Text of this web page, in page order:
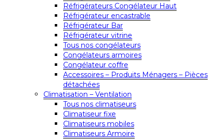
Réfrigérateurs Congélateur Haut
Réfrigérateur encastrable
Réfrigérateur Bar
Réfrigérateur vitrine
Tous nos congélateurs
Congélateurs armoires
Congélateur coffre
Accessoires – Produits Ménagers – Pièces
détachées
Climatisation – Ventilation
Tous nos climatiseurs
Climatiseur fixe
Climatiseurs mobiles
Climatiseurs Armoire